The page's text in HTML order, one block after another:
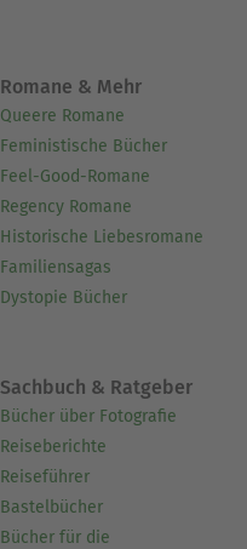
Romane & Mehr
Queere Romane
Feministische Bücher
Feel-Good-Romane
Regency Romane
Historische Liebesromane
Familiensagas
Dystopie Bücher
Sachbuch & Ratgeber
Bücher über Fotografie
Reiseberichte
Reiseführer
Bastelbücher
Bücher für die